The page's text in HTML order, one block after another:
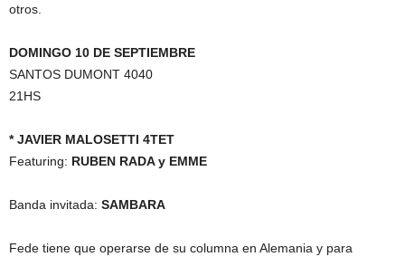
otros.
DOMINGO 10 DE SEPTIEMBRE
SANTOS DUMONT 4040
21HS
* JAVIER MALOSETTI 4TET
Featuring: RUBEN RADA y EMME
Banda invitada: SAMBARA
Fede tiene que operarse de su columna en Alemania y para